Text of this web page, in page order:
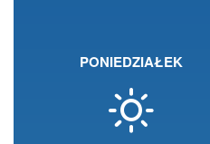
PONIEDZIAŁEK